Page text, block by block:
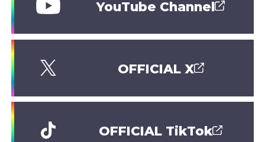
YouTube Channel
OFFICIAL X
OFFICIAL TikTok